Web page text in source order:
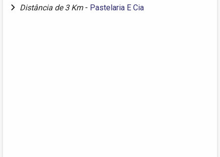
Distância de 3 Km - Pastelaria E Cia